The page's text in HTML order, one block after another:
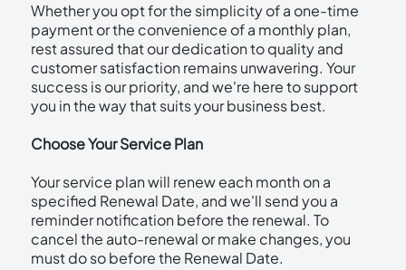
Whether you opt for the simplicity of a one-time
payment or the convenience of a monthly plan,
rest assured that our dedication to quality and
customer satisfaction remains unwavering. Your
success is our priority, and we're here to support
you in the way that suits your business best.
Choose Your Service Plan
Your service plan will renew each month on a
specified Renewal Date, and we'll send you a
reminder notification before the renewal. To
cancel the auto-renewal or make changes, you
must do so before the Renewal Date.